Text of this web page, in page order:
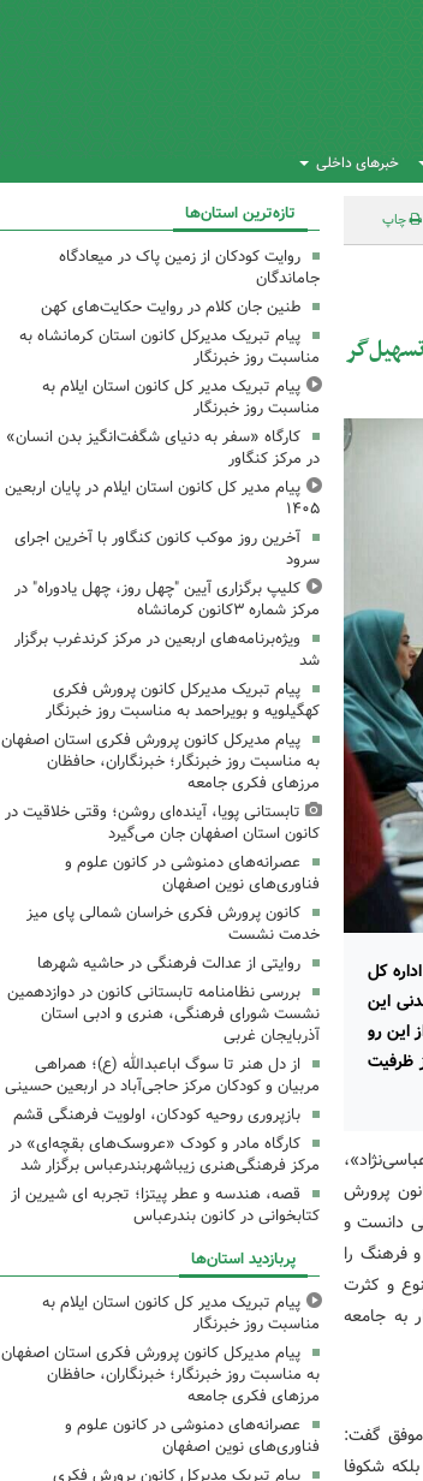
خبرهای داخلی
چاپ
کل
این
این رو
ظرفیت
پرورش
دانست و
فرهنگ را
و کثرت
به جامعه
موفق گفت:
شکوفا
تازه‌ترین استان‌ها
روایت کودکان از زمین پاک در میعادگاه
جاماندگان
طنین جان کلام در روایت حکایت‌های کهن
پیام تبریک مدیرکل کانون استان کرمانشاه به
مناسبت روز خبرنگار
پیام تبریک مدیر کل کانون استان ایلام به
مناسبت روز خبرنگار
کارگاه «سفر به دنیای شگفت‌انگیز بدن انسان»
در مرکز کنگاور
پیام مدیر کل کانون استان ایلام در پایان اربعین
۱۴۰۵
آخرین روز موکب کانون کنگاور با آخرین اجرای
سرود
کلیپ برگزاری آیین "چهل روز، چهل یادوراه" در
مرکز شماره ۳کانون کرمانشاه
ویژه‌برنامه‌های اربعین در مرکز کرندغرب برگزار
شد
پیام تبریک مدیرکل کانون پرورش فکری
کهگیلویه و بویراحمد به مناسبت روز خبرنگار
پیام مدیرکل کانون پرورش فکری استان اصفهان
به مناسبت روز خبرنگار؛ خبرنگاران، حافظان
مرزهای فکری جامعه
تابستانی پویا، آینده‌ای روشن؛ وقتی خلاقیت در
کانون استان اصفهان جان می‌گیرد
عصرانه‌های دمنوشی در کانون علوم و
فناوری‌های نوین اصفهان
کانون پرورش فکری خراسان شمالی پای میز
خدمت نشست
روایتی از عدالت فرهنگی در حاشیه شهرها
بررسی نظامنامه تابستانی کانون در دوازدهمین
نشست شورای فرهنگی، هنری و ادبی استان
آذربایجان غربی
از دل هنر تا سوگ اباعبدالله (ع)؛ همراهی
مربیان و کودکان مرکز حاجی‌آباد در اربعین حسینی
بازپروری روحیه کودکان، اولویت فرهنگی قشم
کارگاه مادر و کودک «عروسک‌های بقچه‌ای» در
مرکز فرهنگی‌هنری زیباشهربندرعباس برگزار شد
قصه، هندسه و عطر پیتزا؛ تجربه ای شیرین از
کتابخوانی در کانون بندرعباس
پربازدید استان‌ها
پیام تبریک مدیر کل کانون استان ایلام به
مناسبت روز خبرنگار
پیام مدیرکل کانون پرورش فکری استان اصفهان
به مناسبت روز خبرنگار؛ خبرنگاران، حافظان
مرزهای فکری جامعه
عصرانه‌های دمنوشی در کانون علوم و
فناوری‌های نوین اصفهان
پیام تبریک مدیرکل کانون پرورش فکری